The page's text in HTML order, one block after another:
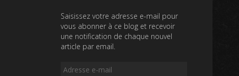
Saisissez votre adresse e-mail pour
vous abonner à ce blog et recevoir
une notification de chaque nouvel
article par email.
Adresse